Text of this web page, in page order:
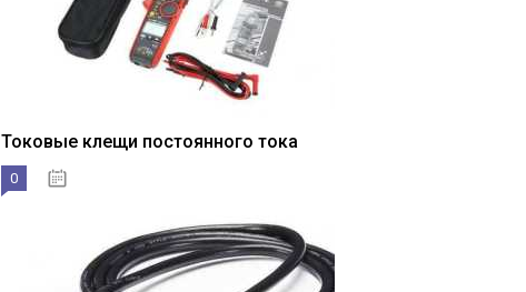
Токовые клещи постоянного тока
0